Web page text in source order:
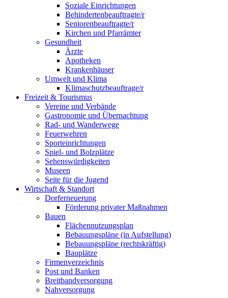
Soziale Einrichtungen
Behindertenbeauftragte/r
Seniorenbeauftragte/r
Kirchen und Pfarrämter
Gesundheit
Ärzte
Apotheken
Krankenhäuser
Umwelt und Klima
Klimaschutzbeauftrage/r
Freizeit & Tourismus
Vereine und Verbände
Gastronomie und Übernachtung
Rad- und Wanderwege
Feuerwehren
Sporteinrichtungen
Spiel- und Bolzplätze
Sehenswürdigkeiten
Museen
Seite für die Jugend
Wirtschaft & Standort
Dorferneuerung
Förderung privater Maßnahmen
Bauen
Flächennutzungsplan
Bebauungspläne (in Aufstellung)
Bebauungspläne (rechtskräftig)
Bauplätze
Firmenverzeichnis
Post und Banken
Breitbandversorgung
Nahversorgung